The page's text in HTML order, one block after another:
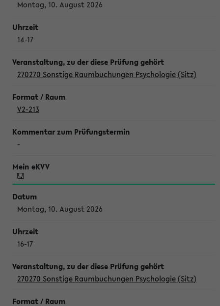
Montag, 10. August 2026
14-17
270270 Sonstige Raumbuchungen Psychologie (Sitz)
V2-213
-
Montag, 10. August 2026
16-17
270270 Sonstige Raumbuchungen Psychologie (Sitz)